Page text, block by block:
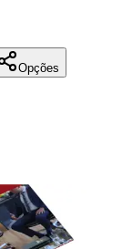
Opções